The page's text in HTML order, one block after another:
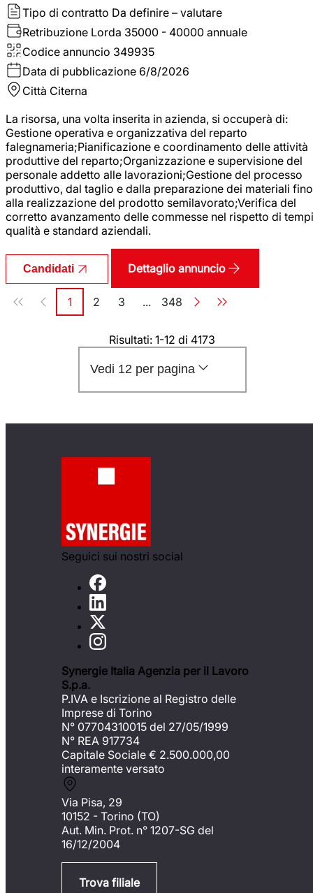
Tipo di contratto Da definire – valutare
Retribuzione Lorda 35000 - 40000 annuale
Codice annuncio 349935
Data di pubblicazione 6/8/2026
Città Citerna
La risorsa, una volta inserita in azienda, si occuperà di:
Gestione operativa e organizzativa del reparto
falegnameria;Pianificazione e coordinamento delle attività
produttive del reparto;Organizzazione e supervisione del
personale addetto alle lavorazioni;Gestione del processo
produttivo, dal taglio e dalla preparazione dei materiali fino
alla realizzazione del prodotto semilavorato;Verifica del
corretto avanzamento delle commesse nel rispetto di
qualità e standard aziendali.
Candidati Dettaglio annuncio
Paginazione
Pagina
1 Pagina
2 Pagina
3 ... Pagina
348
Risultati: 1-12 di 4173
Vedi 12 per pagina
Seguici sui nostri social
Synergie Italia Agenzia per il Lavoro
S.p.a.
P.IVA e Iscrizione al Registro delle
Imprese di Torino
N° 07704310015 del 27/05/1999
N° REA 917734
Capitale Sociale € 2.500.000,00
interamente versato
Via Pisa, 29
10152 - Torino (TO)
Aut. Min. Prot. n° 1207-SG del
16/12/2004
Trova filiale